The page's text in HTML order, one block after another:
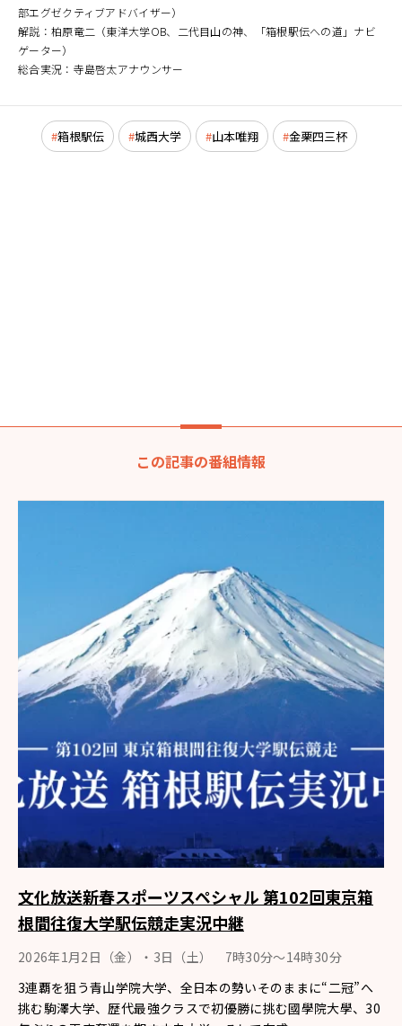
部エグゼクティブアドバイザー）
解説：柏原竜二（東洋大学OB、二代目山の神、「箱根駅伝への道」ナビ
ゲーター）
総合実況：寺島啓太アナウンサー
箱根駅伝 城西大学 山本唯翔 金栗四三杯
この記事の番組情報
文化放送新春スポーツスペシャル 第102回東京箱
根間往復大学駅伝競走実況中継
2026年1月2日（金）・3日（土） 7時30分～14時30分
3連覇を狙う青山学院大学、全日本の勢いそのままに“二冠”へ
挑む駒澤大学、歴代最強クラスで初優勝に挑む國學院大學、30